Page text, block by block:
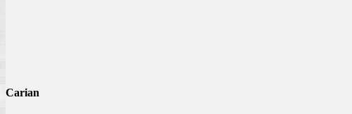
Carian